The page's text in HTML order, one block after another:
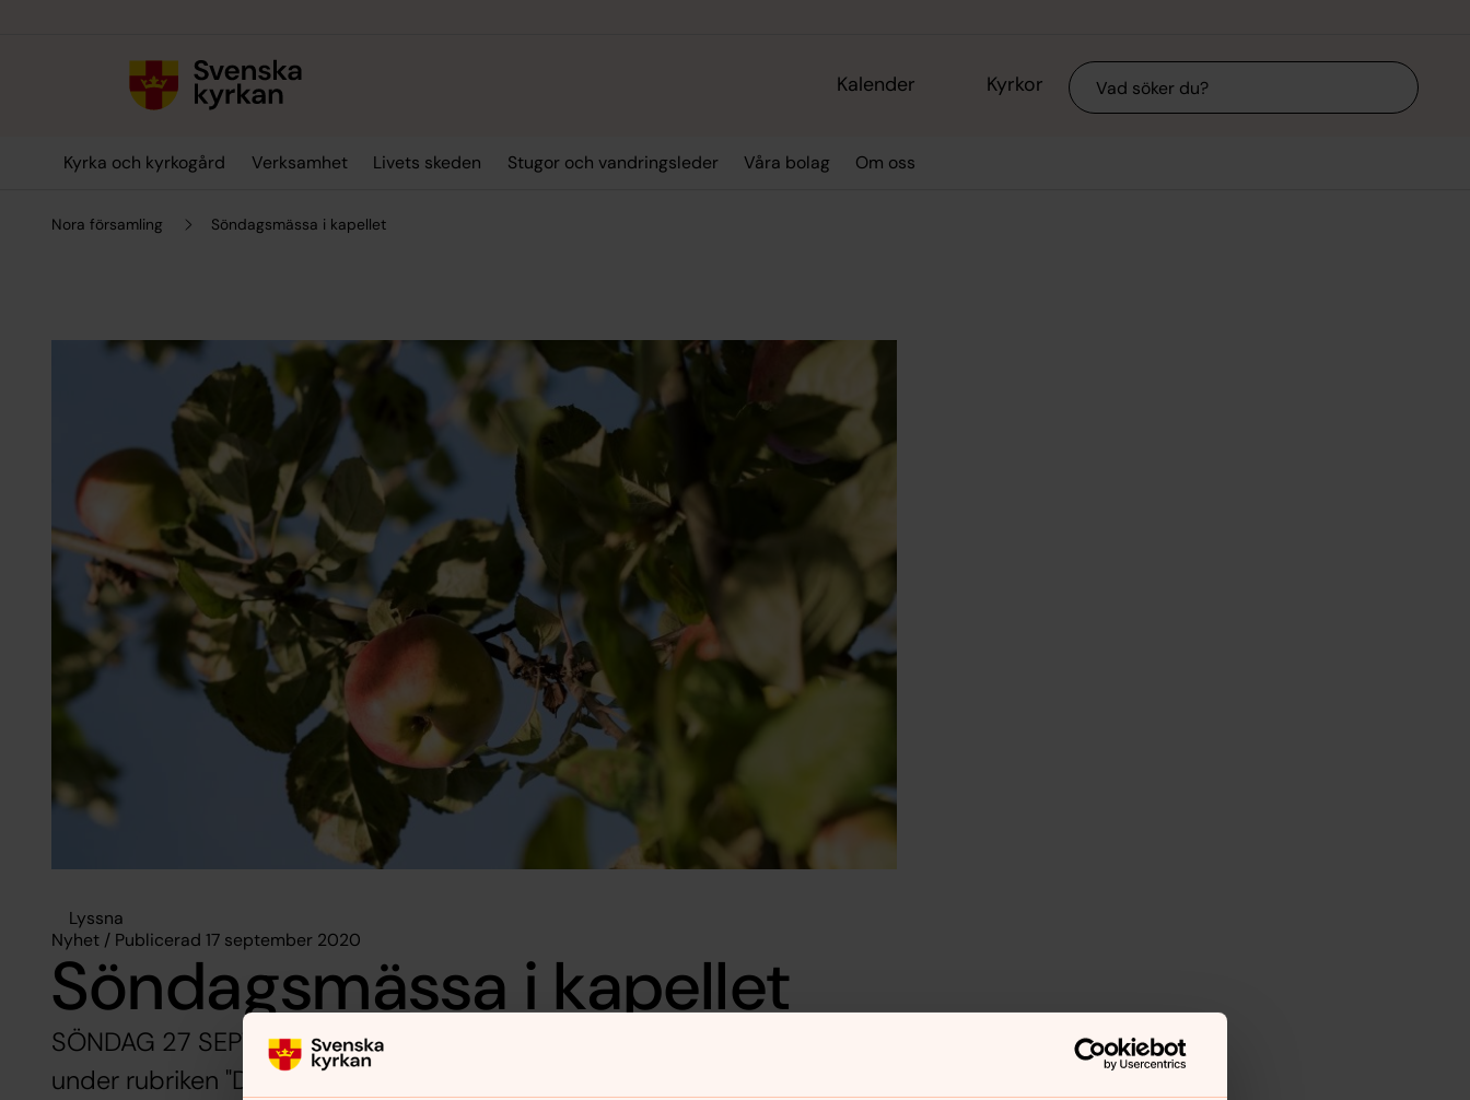
Kalender Kyrkor Sök
Kyrka och kyrkogård Verksamhet Livets skeden Stugor och vandringsleder Våra bolag Om oss
Nora församling Söndagsmässa i kapellet
Lyssna
Nyhet / Publicerad 17 september 2020
Söndagsmässa i kapellet
SÖNDAG 27 SEPTEMBER 11.00 i Uppståndelsens kapell. Mässa,
under rubriken "Döden och livet", som leds av Marit Järbel. Pia